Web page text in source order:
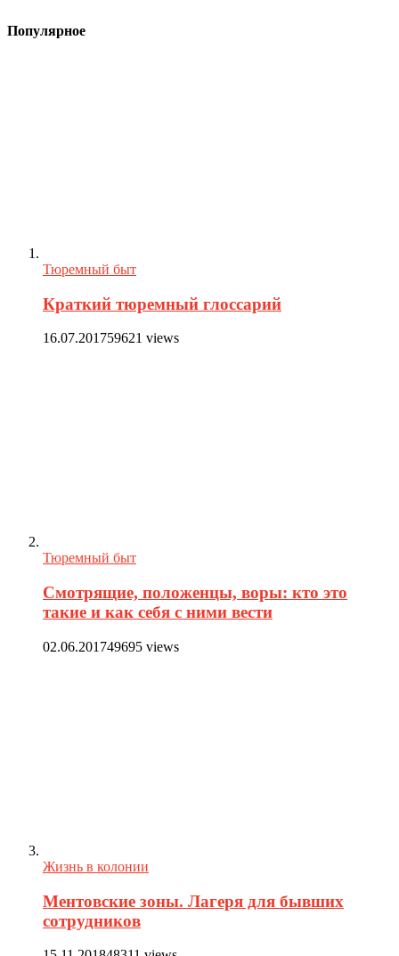
Популярное
Тюремный быт
Краткий тюремный глоссарий
16.07.201759621 views
Тюремный быт
Смотрящие, положенцы, воры: кто это
такие и как себя с ними вести
02.06.201749695 views
Жизнь в колонии
Ментовские зоны. Лагеря для бывших
сотрудников